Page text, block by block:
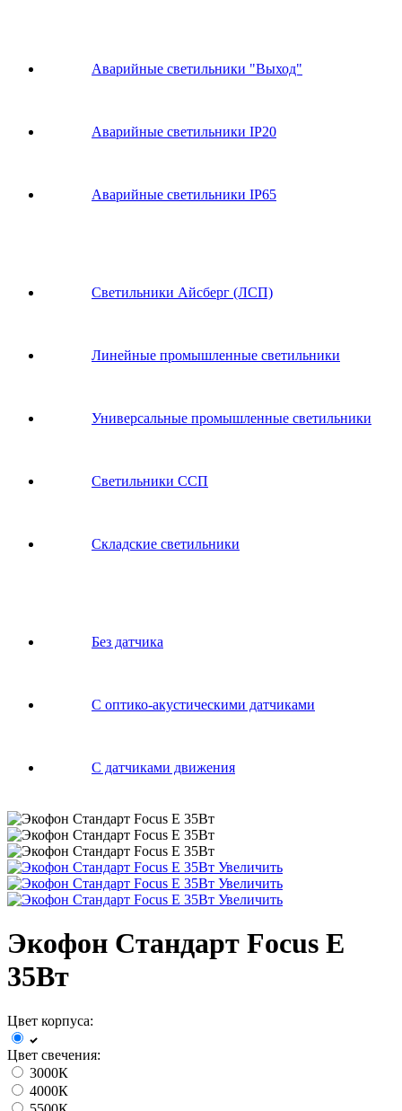
Аварийные светильники "Выход"
Аварийные светильники IP20
Аварийные светильники IP65
Светильники Айсберг (ЛСП)
Линейные промышленные светильники
Универсальные промышленные светильники
Светильники ССП
Складские светильники
Без датчика
С оптико-акустическими датчиками
С датчиками движения
Увеличить
Увеличить
Увеличить
Экофон Стандарт Focus E
35Вт
Цвет корпуса:
Цвет свечения:
3000К
4000К